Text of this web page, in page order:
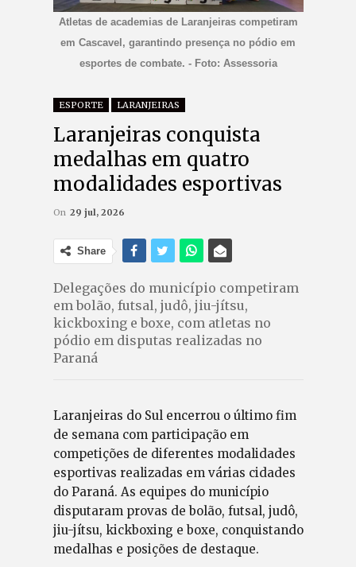
Atletas de academias de Laranjeiras competiram
em Cascavel, garantindo presença no pódio em
esportes de combate. - Foto: Assessoria
ESPORTE LARANJEIRAS
Laranjeiras conquista
medalhas em quatro
modalidades esportivas
On 29 jul, 2026
Share
Delegações do município competiram
em bolão, futsal, judô, jiu-jítsu,
kickboxing e boxe, com atletas no
pódio em disputas realizadas no
Paraná
Laranjeiras do Sul encerrou o último fim
de semana com participação em
competições de diferentes modalidades
esportivas realizadas em várias cidades
do Paraná. As equipes do município
disputaram provas de bolão, futsal, judô,
jiu-jítsu, kickboxing e boxe, conquistando
medalhas e posições de destaque.